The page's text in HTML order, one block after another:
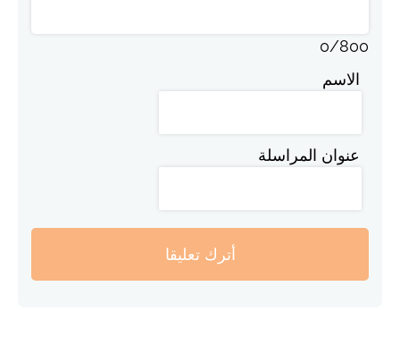
0/800
الاسم
عنوان المراسلة
أترك تعليقا